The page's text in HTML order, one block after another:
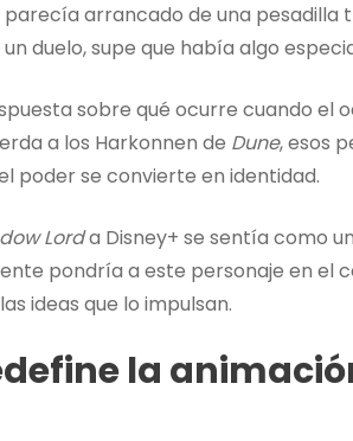
parecía arrancado de una pesadilla
duelo, supe que había algo
sobre qué ocurre cuando el
a los Harkonnen de Dune, esos
poder se convierte en identidad.
Lorda Disney+ se sentía como
pondría a este personaje en el
ideas que lo impulsan.
la